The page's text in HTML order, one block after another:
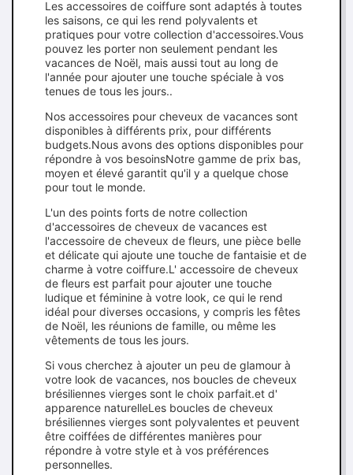
Les accessoires de coiffure sont adaptés à toutes
les saisons, ce qui les rend polyvalents et
pratiques pour votre collection d'accessoires.Vous
pouvez les porter non seulement pendant les
vacances de Noël, mais aussi tout au long de
l'année pour ajouter une touche spéciale à vos
tenues de tous les jours..
Nos accessoires pour cheveux de vacances sont
disponibles à différents prix, pour différents
budgets.Nous avons des options disponibles pour
répondre à vos besoinsNotre gamme de prix bas,
moyen et élevé garantit qu'il y a quelque chose
pour tout le monde.
L'un des points forts de notre collection
d'accessoires de cheveux de vacances est
l'accessoire de cheveux de fleurs, une pièce belle
et délicate qui ajoute une touche de fantaisie et de
charme à votre coiffure.L' accessoire de cheveux
de fleurs est parfait pour ajouter une touche
ludique et féminine à votre look, ce qui le rend
idéal pour diverses occasions, y compris les fêtes
de Noël, les réunions de famille, ou même les
vêtements de tous les jours.
Si vous cherchez à ajouter un peu de glamour à
votre look de vacances, nos boucles de cheveux
brésiliennes vierges sont le choix parfait.et d'
apparence naturelleLes boucles de cheveux
brésiliennes vierges sont polyvalentes et peuvent
être coiffées de différentes manières pour
répondre à votre style et à vos préférences
personnelles.